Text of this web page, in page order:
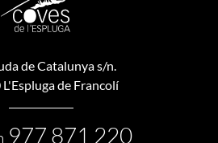
de Catalunya s/n.
de Francolí
977 871 220